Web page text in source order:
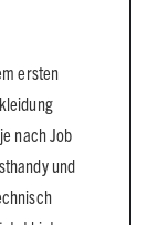
ersten
nach Job
und